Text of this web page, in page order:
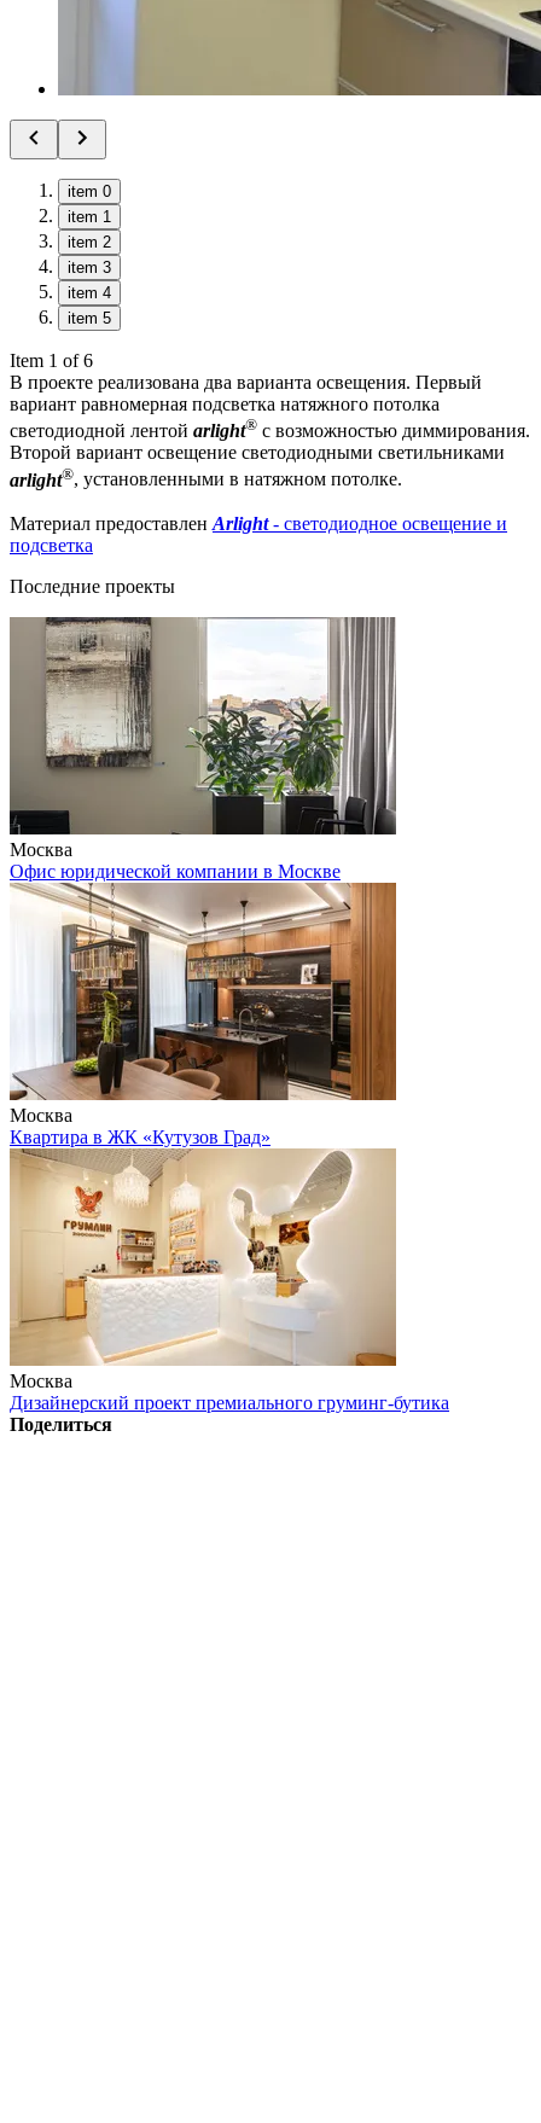
item 0
item 1
item 2
item 3
item 4
item 5
Item 1 of 6
В проекте реализована два варианта освещения. Первый
вариант равномерная подсветка натяжного потолка
светодиодной лентой arlight® с возможностью диммирования.
Второй вариант освещение светодиодными светильниками
arlight®, установленными в натяжном потолке.
Материал предоставлен Arlight- светодиодное освещение и
подсветка
Последние проекты
Москва
Офис юридической компании в Москве
Москва
Квартира в ЖК «Кутузов Град»
Москва
Дизайнерский проект премиального груминг-бутика
Поделиться